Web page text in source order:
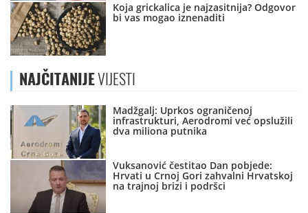
Koja grickalica je najzasitnija? Odgovor
bi vas mogao iznenaditi
NAJČITANIJEVIJESTI
Madžgalj: Uprkos ograničenoj
infrastrukturi, Aerodromi već opslužili
dva miliona putnika
Vuksanović čestitao Dan pobjede:
Hrvati u Crnoj Gori zahvalni Hrvatskoj
na trajnoj brizi i podršci